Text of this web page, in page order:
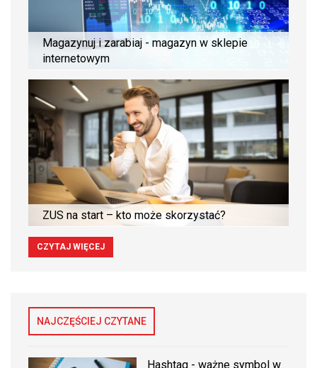
Magazynuj i zarabiaj - magazyn w sklepie
internetowym
ZUS na start – kto może skorzystać?
CZYTAJ WIĘCEJ
NAJCZĘŚCIEJ CZYTANE
Hashtag - ważne symbol w